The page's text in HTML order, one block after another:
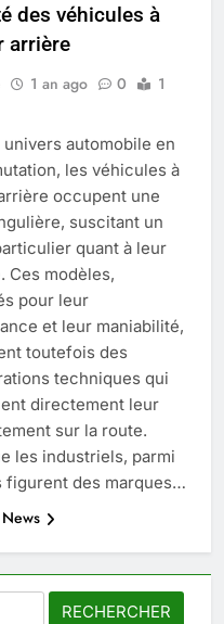
des véhicules à
arrière
1 an ago 0
1
univers automobile en
les véhicules à
occupent une
suscitant un
quant à leur
Ces modèles,
pour leur
et leur maniabilité,
toutefois des
techniques qui
directement leur
sur la route.
les industriels, parmi
figurent des marques…
de l’oreille :
faut savoir sur les
révélés pour une
grâce à The
les chutes chez les
et
La Rochelle : où
un tarif juste ?